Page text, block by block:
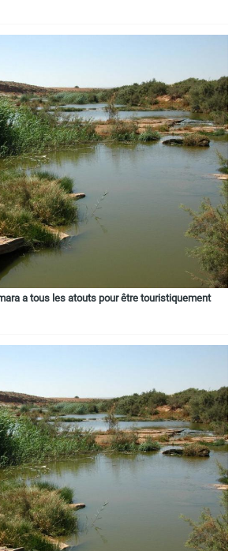
a tous les atouts pour être touristiquement